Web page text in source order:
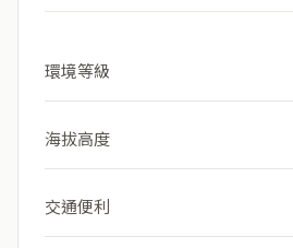
環境等級
海拔高度
交通便利